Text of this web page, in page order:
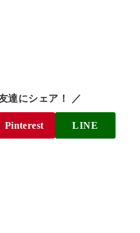
達にシェア！ ／
Pinterest LINE